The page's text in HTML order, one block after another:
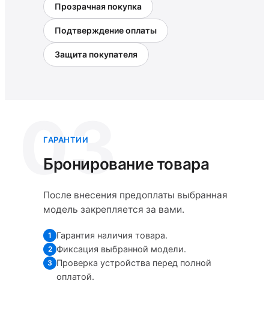
Прозрачная покупка
Подтверждение оплаты
Защита покупателя
03
ГАРАНТИИ
Бронирование товара
После внесения предоплаты выбранная
модель закрепляется за вами.
1 Гарантия наличия товара.
2 Фиксация выбранной модели.
3 Проверка устройства перед полной
оплатой.